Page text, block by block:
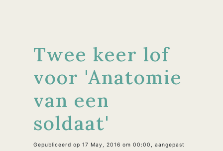
Twee keer lof
voor 'Anatomie
van een
soldaat'
Gepubliceerd op 17 May, 2016 om 00:00, aangepast